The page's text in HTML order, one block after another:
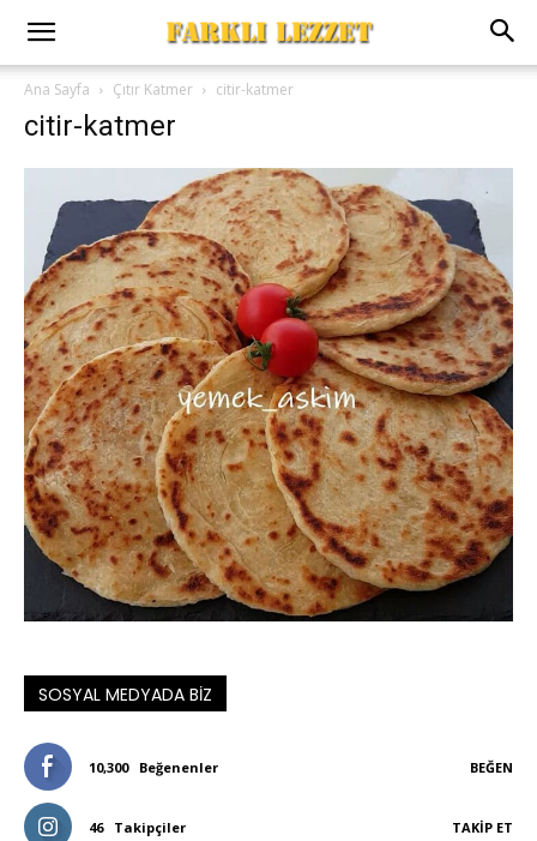
Ana Sayfa Çıtır Katmer citir-katmer
citir-katmer
SOSYAL MEDYADA BIZ
10,300 Beğenenler BEĞEN
46 Takipçiler TAKIP ET